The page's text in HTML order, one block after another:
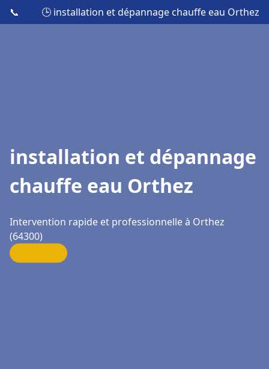
📞 🕒 installation et dépannage chauffe eau Orthez
installation et dépannage
chauffe eau Orthez
Intervention rapide et professionnelle à Orthez
(64300)